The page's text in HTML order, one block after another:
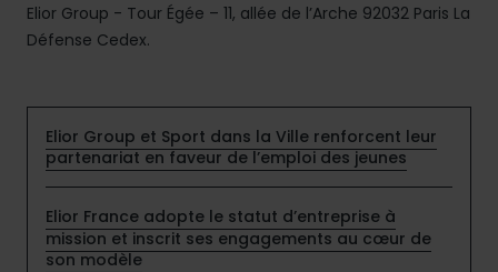
Elior Group - Tour Égée – 11, allée de l’Arche 92032 Paris La
Défense Cedex.
Elior Group et Sport dans la Ville renforcent leur
partenariat en faveur de l’emploi des jeunes
Elior France adopte le statut d’entreprise à
mission et inscrit ses engagements au cœur de
son modèle